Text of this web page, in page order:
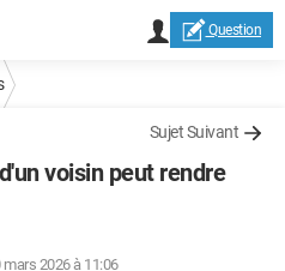
Question
Sujet Suivant
voisin peut rendre
2026 à 11:06